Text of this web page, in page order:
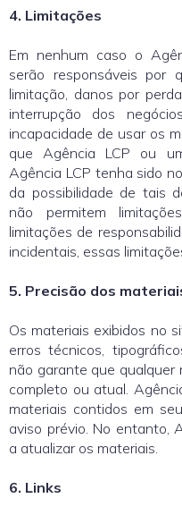
4. Limitações
Em nenhum caso o
serão responsáveis ​​por
limitação, danos por
interrupção dos
incapacidade de usar os
que Agência LCP ou
Agência LCP tenha sido
da possibilidade de tais
não permitem
limitações de
incidentais, essas
5. Precisão dos
Os materiais exibidos no
erros técnicos,
não garante que qualquer
completo ou atual.
materiais contidos em
aviso prévio. No entanto,
a atualizar os materiais.
6. Links